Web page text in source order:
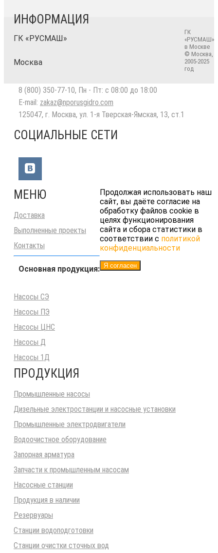
ИНФОРМАЦИЯ
ГК «РУСМАШ»
Москва
8 (800) 350-77-10, Пн - Пт: с 08:00 до 18:00
E-mail: zakaz@nporusgidro.com
125047, г. Москва, ул. 1-я Тверская-Ямская, 13, ст.1
СОЦИАЛЬНЫЕ СЕТИ
МЕНЮ
Доставка
Выполненные проекты
Контакты
Основная продукция:
Насосы СЭ
Насосы ПЭ
Насосы ЦНС
Насосы Д
Насосы 1Д
ПРОДУКЦИЯ
Промышленные насосы
Дизельные электростанции и насосные установки
Промышленные электродвигатели
Водоочистное оборудование
Запорная арматура
Запчасти к промышленным насосам
Насосные станции
Продукция в наличии
Резервуары
Станции водоподготовки
Станции очистки сточных вод
ГК
«РУСМАШ»
в Москве
© Москва,
2005-2025
год
Продолжая использовать наш
сайт, вы даёте согласие на
обработку файлов cookie в
целях функционирования
сайта и сбора статистики в
соответствии с политикой
конфиденциальности
Я согласен